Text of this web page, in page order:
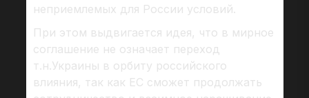
неприемлемых для России условий.
При этом выдвигается идея, что в мирное
соглашение не означает переход
т.н.Украины в орбиту российского
влияния, так как ЕС сможет продолжать